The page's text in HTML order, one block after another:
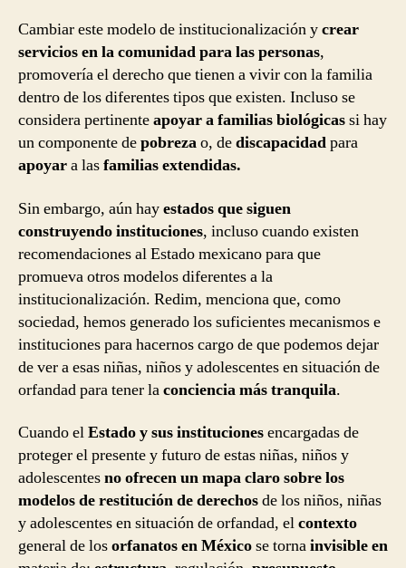
Cambiar este modelo de institucionalización ycrear
servicios en la comunidad para las personas,
promovería el derecho que tienen a vivir con la familia
dentro de los diferentes tipos que existen. Incluso se
considera pertinenteapoyar a familias biológicassi hay
un componente depobrezao, dediscapacidadpara
apoyara lasfamilias extendidas.
Sin embargo, aún hayestados que siguen
construyendo instituciones, incluso cuando existen
recomendaciones al Estado mexicano para que
promueva otros modelos diferentes a la
institucionalización. Redim, menciona que, como
sociedad, hemos generado los suficientes mecanismos e
instituciones para hacernos cargo de que podemos dejar
de ver a esas niñas, niños y adolescentes en situación de
orfandad para tener laconciencia más tranquila.
Cuando elEstado y sus institucionesencargadas de
proteger el presente y futuro de estas niñas, niños y
adolescentesno ofrecen un mapa claro sobre los
modelos de restitución de derechosde los niños, niñas
y adolescentes en situación de orfandad, elcontexto
general de losorfanatos en Méxicose tornainvisible en